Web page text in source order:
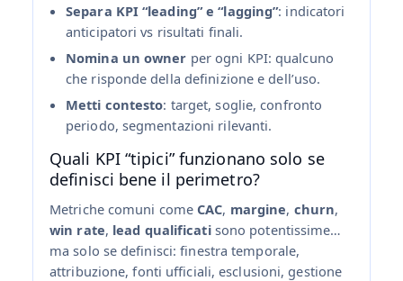
Separa KPI “leading” e “lagging”: indicatori
anticipatori vs risultati finali.
Nomina un owner per ogni KPI: qualcuno
che risponde della definizione e dell’uso.
Metti contesto: target, soglie, confronto
periodo, segmentazioni rilevanti.
Quali KPI “tipici” funzionano solo se
definisci bene il perimetro?
Metriche comuni come CAC, margine, churn,
win rate, lead qualificatisono potentissime…
ma solo se definisci: finestra temporale,
attribuzione, fonti ufficiali, esclusioni, gestione